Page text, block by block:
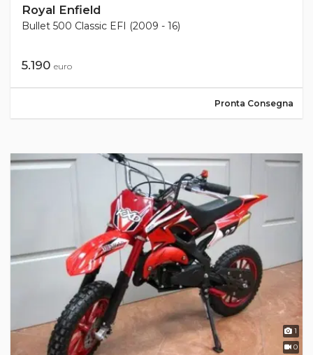
Royal Enfield
Bullet 500 Classic EFI (2009 - 16)
5.190 euro
Pronta Consegna
1
0